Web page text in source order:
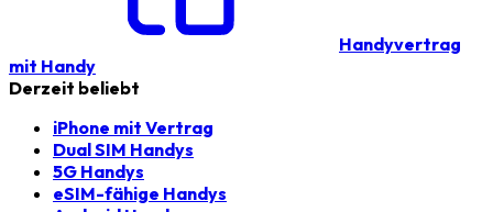
Handyvertrag
mit Handy
Derzeit beliebt
iPhone mit Vertrag
Dual SIM Handys
5G Handys
eSIM-fähige Handys